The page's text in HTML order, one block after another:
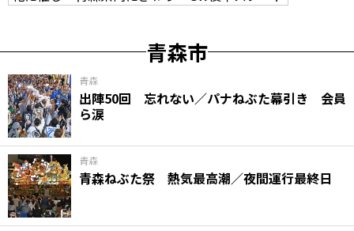
青森市
青森
出陣50回 忘れない／パナねぶた幕引き 会員
ら涙
青森
青森ねぶた祭 熱気最高潮／夜間運行最終日